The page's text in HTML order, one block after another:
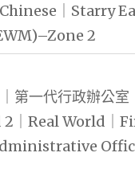
｜Starry
2
第一代行政辦公室
2｜Real World｜